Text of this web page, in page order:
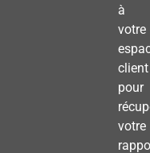
à
votre
client
pour
votre